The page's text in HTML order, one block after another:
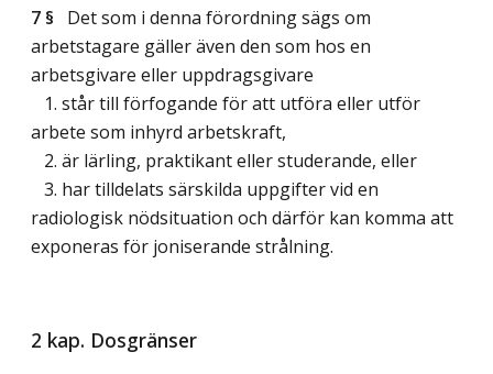
7 § Det som i denna förordning sägs om
arbetstagare gäller även den som hos en
arbetsgivare eller uppdragsgivare
1. står till förfogande för att utföra eller utför
arbete som inhyrd arbetskraft,
2. är lärling, praktikant eller studerande, eller
3. har tilldelats särskilda uppgifter vid en
radiologisk nödsituation och därför kan komma att
exponeras för joniserande strålning.
2 kap. Dosgränser